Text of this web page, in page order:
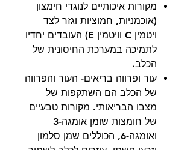
מקורות איכותיים לנוגדי חימצון
(אוכמניות, חמוציות וגזר לצד
ויטמין C וויטמין E) העובדים יחדיו
לתמיכה במערכת החיסונית של
הכלב.
עור ופרווה בריאים- העור והפרווה
של הכלב הם השתקפות של
מצבו הבריאותי. מקורות טבעיים
של חומצות שומן אומגה-3
ואומגה-6, הכוללים שמן סלמון